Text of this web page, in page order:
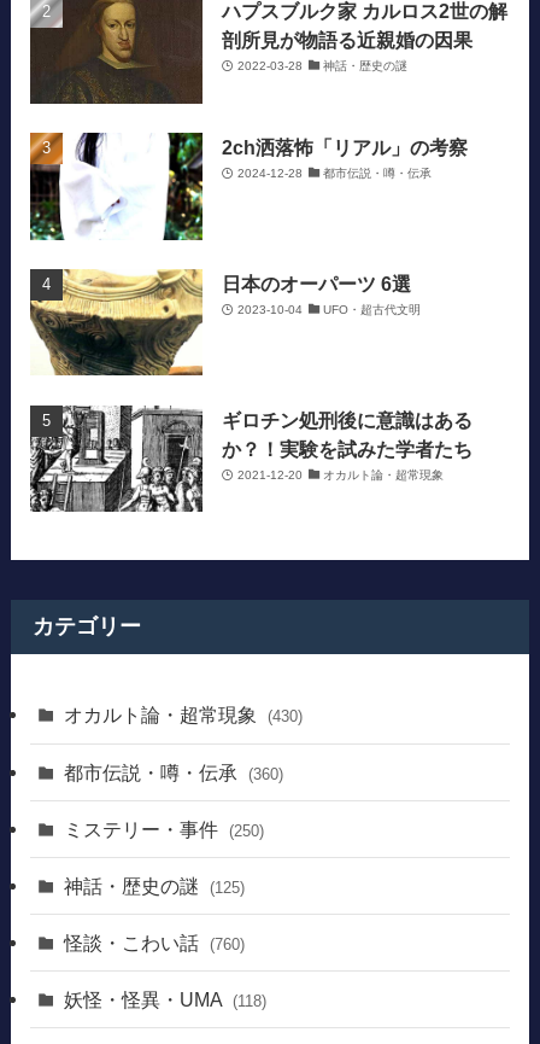
ハプスブルク家 カルロス2世の解
剖所見が物語る近親婚の因果
2022-03-28 神話・歴史の謎
2ch洒落怖「リアル」の考察
2024-12-28 都市伝説・噂・伝承
日本のオーパーツ 6選
2023-10-04 UFO・超古代文明
ギロチン処刑後に意識はある
か？！実験を試みた学者たち
2021-12-20 オカルト論・超常現象
カテゴリー
オカルト論・超常現象 (430)
都市伝説・噂・伝承 (360)
ミステリー・事件 (250)
神話・歴史の謎 (125)
怪談・こわい話 (760)
妖怪・怪異・UMA (118)